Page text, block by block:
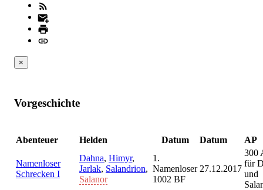
×
Vorgeschichte
Abenteuer Helden Datum Datum AP
Namenloser
Schrecken I
Dahna, Himyr,
Jarlak, Salandrion,
Salanor
1.
Namenloser
1002 BF
27.12.2017
300
für
und